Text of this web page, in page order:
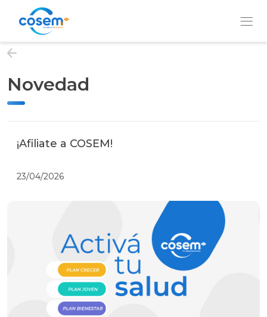
Institución
Servicios
Prevención
QUIERO
SOCIO
Novedad
¡Afiliate a COSEM!
23/04/2026